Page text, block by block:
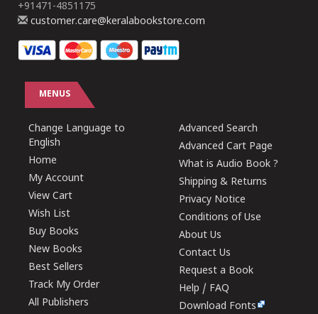
+91471-4851175
customer.care@keralabookstore.com
MENUS
Change Language to
English
Home
My Account
View Cart
Wish List
Buy Books
New Books
Best Sellers
Track My Order
All Publishers
Advanced Search
Advanced Cart Page
What is Audio Book ?
Shipping & Returns
Privacy Notice
Conditions of Use
About Us
Contact Us
Request a Book
Help / FAQ
Download Fonts